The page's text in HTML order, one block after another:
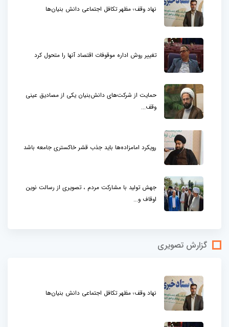
نهاد وقف؛ مظهر تکافل اجتماعی دانش بنیان‌ها
تغییر روش اداره موقوفات اقتصاد آنها را متحول کرد
حمایت از شرکت‌های دانش‌بنیان یکی از مصادیق عینی
وقف...
رویکرد امامزاده‌ها باید جذب قشر خاکستری جامعه باشد
جهش تولید با مشارکت مردم ، تصویری از رسالت نوین
اوقاف و...
گزارش تصویری
نهاد وقف؛ مظهر تکافل اجتماعی دانش بنیان‌ها